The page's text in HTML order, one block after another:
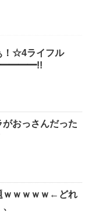
！☆4ライフル
)━━━━!!
がおっさんだった
ｗｗｗｗｗ←どれ